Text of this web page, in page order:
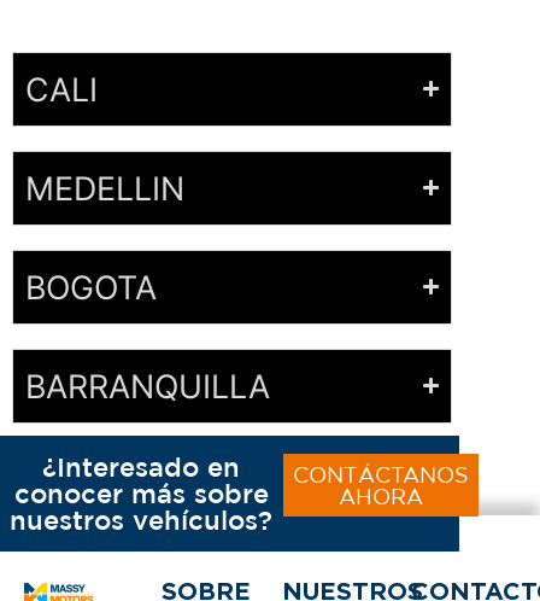
CALI
MEDELLIN
BOGOTA
BARRANQUILLA
¿Interesado en
conocer más sobre
nuestros vehículos?
CONTÁCTANOS
AHORA
SOBRE
NUESTROS